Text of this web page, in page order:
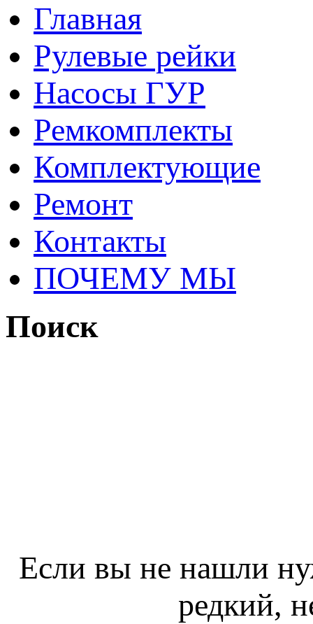
Главная
Рулевые рейки
Насосы ГУР
Ремкомплекты
Комплектующие
Ремонт
Контакты
ПОЧЕМУ МЫ
Поиск
Если вы не нашли
редкий,